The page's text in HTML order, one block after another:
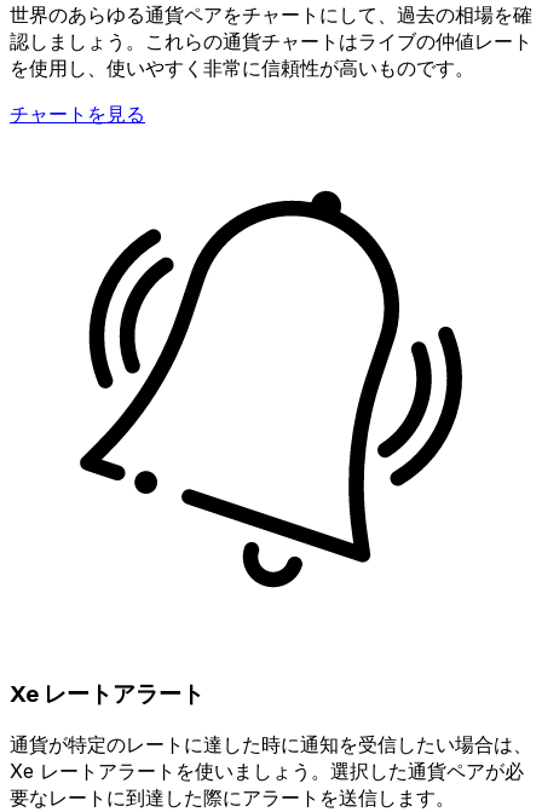
世界のあらゆる通貨ペアをチャートにして、過去の相場を確
認しましょう。これらの通貨チャートはライブの仲値レート
を使用し、使いやすく非常に信頼性が高いものです。
チャートを見る
Xe レートアラート
通貨が特定のレートに達した時に通知を受信したい場合は、
Xe レートアラートを使いましょう。選択した通貨ペアが必
要なレートに到達した際にアラートを送信します。